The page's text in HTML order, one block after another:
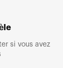
si vous avez